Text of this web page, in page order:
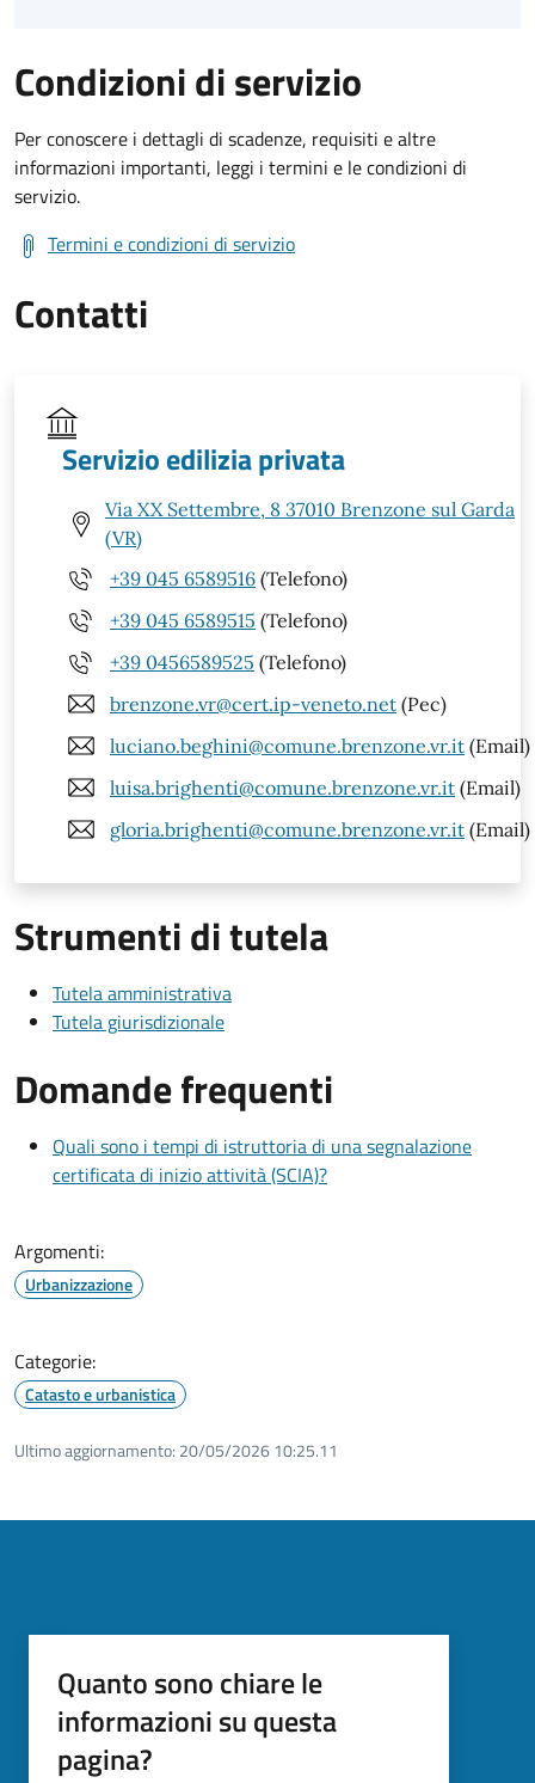
Condizioni di servizio
Per conoscere i dettagli di scadenze, requisiti e altre
informazioni importanti, leggi i termini e le condizioni di
servizio.
Termini e condizioni di servizio
Contatti
Servizio edilizia privata
Via XX Settembre, 8 37010 Brenzone sul Garda
(VR)
+39 045 6589516 (Telefono)
+39 045 6589515 (Telefono)
+39 0456589525 (Telefono)
brenzone.vr@cert.ip-veneto.net (Pec)
luciano.beghini@comune.brenzone.vr.it (Email)
luisa.brighenti@comune.brenzone.vr.it (Email)
gloria.brighenti@comune.brenzone.vr.it (Email)
Strumenti di tutela
Tutela amministrativa
Tutela giurisdizionale
Domande frequenti
Quali sono i tempi di istruttoria di una segnalazione
certificata di inizio attività (SCIA)?
Argomenti:
Urbanizzazione
Categorie:
Catasto e urbanistica
Ultimo aggiornamento: 20/05/2026 10:25.11
Quanto sono chiare le
informazioni su questa
pagina?